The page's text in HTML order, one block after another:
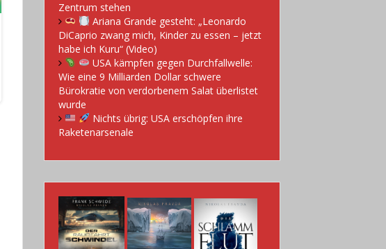
Zentrum stehen
Ariana Grande gesteht: „Leonardo
DiCaprio zwang mich, Kinder zu essen – jetzt
habe ich Kuru“ (Video)
USA kämpfen gegen Durchfallwelle:
Wie eine 9 Milliarden Dollar schwere
Bürokratie von verdorbenem Salat überlistet
wurde
Nichts übrig: USA erschöpfen ihre
Raketenarsenale